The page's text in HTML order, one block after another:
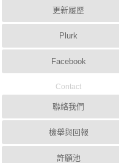
更新履歷
Plurk
Facebook
Contact
聯絡我們
檢舉與回報
許願池